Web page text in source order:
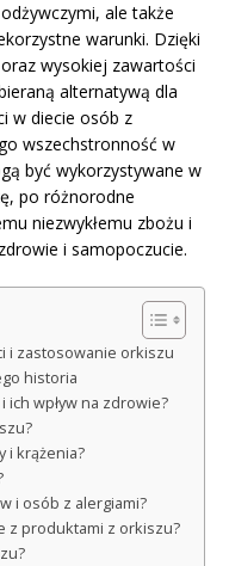
ale także
warunki. Dzięki
wysokiej zawartości
alternatywą dla
w diecie osób z
wszechstronność w
być wykorzystywane w
po różnorodne
niezwykłemu zbożu i
i samopoczucie.
i zastosowanie orkiszu
historia
ich wpływ na zdrowie?
i krążenia?
i osób z alergiami?
z produktami z orkiszu?